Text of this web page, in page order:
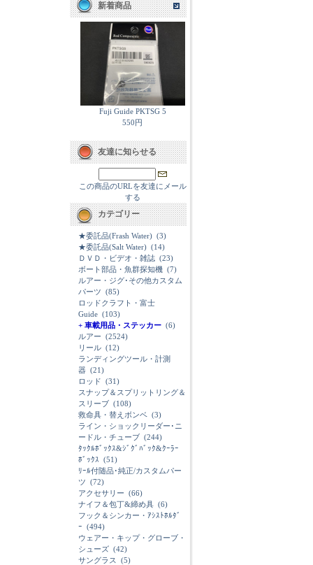
新着商品
Fuji Guide PKTSG 5
550円
友達に知らせる
この商品のURLを友達にメール
する
カテゴリー
★委託品(Frash Water) (3)
★委託品(Salt Water) (14)
ＤＶＤ・ビデオ・雑誌 (23)
ボート部品・魚群探知機 (7)
ルアー・ジグ･その他カスタム
パーツ (85)
ロッドクラフト・富士
Guide (103)
+ 車載用品・ステッカー (6)
ルアー (2524)
リール (12)
ランディングツール・計測
器 (21)
ロッド (31)
スナップ＆スプリットリング＆
スリーブ (108)
救命具・替えボンベ (3)
ライン・ショックリーダー･ニ
ードル・チューブ (244)
ﾀｯｸﾙﾎﾞｯｸｽ&ｼﾞｸﾞﾊﾞｯｸ&ｸｰﾗｰ
ﾎﾞｯｸｽ (51)
ﾘｰﾙ付随品･純正/カスタムパー
ツ (72)
アクセサリー (66)
ナイフ＆包丁&締め具 (6)
フック＆シンカー・ｱｼｽﾄﾎﾙﾀﾞ
ｰ (494)
ウェアー・キップ・グローブ・
シューズ (42)
サングラス
(5)